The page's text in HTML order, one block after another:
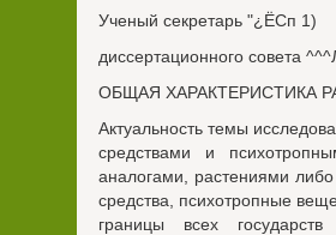
Ученый секретарь "¿ЁСп 1)
диссертационного совета
ОБЩАЯ ХАРАКТЕРИСТИКА
Актуальность темы
средствами и
аналогами, растениями
средства, психотропные
границы всех